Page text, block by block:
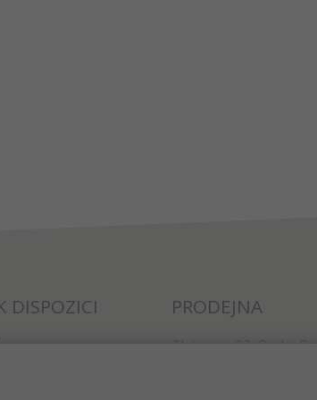
DISPOZICI PRODEJNA
Thámova 32, Praha 8